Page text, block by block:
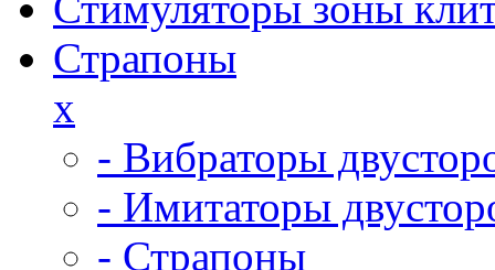
Страпоны
x
- Вибраторы
- Имитаторы
- Страпоны